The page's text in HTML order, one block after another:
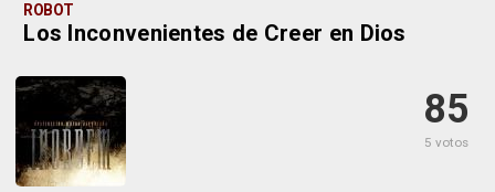
ROBOT
Los Inconvenientes de Creer en Dios
85
5 votos